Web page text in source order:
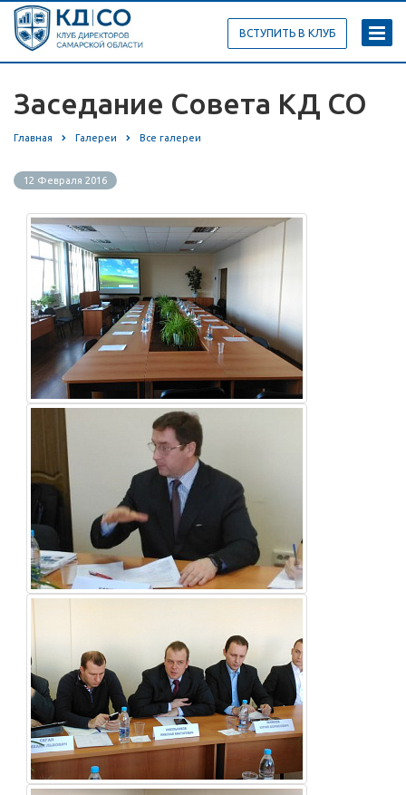
ВСТУПИТЬ В КЛУБ
Заседание Совета КД СО
Главная Галереи Все галереи
12 Февраля 2016